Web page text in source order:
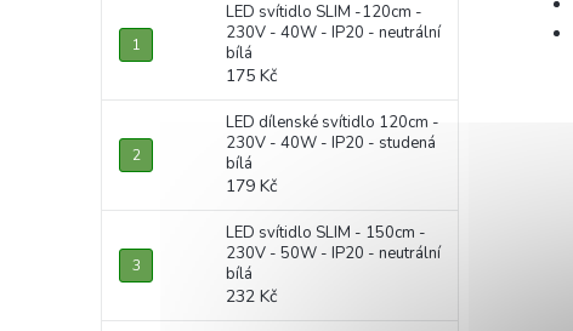
LED svítidlo SLIM -120cm -
230V - 40W - IP20 - neutrální
bílá
175 Kč
LED dílenské svítidlo 120cm -
230V - 40W - IP20 - studená
bílá
179 Kč
LED svítidlo SLIM - 150cm -
230V - 50W - IP20 - neutrální
bílá
232 Kč